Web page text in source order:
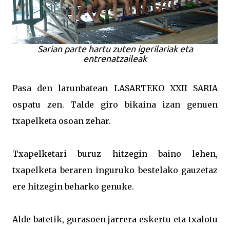
Sarian parte hartu zuten igerilariak eta
entrenatzaileak
Pasa den larunbatean LASARTEKO XXII SARIA
ospatu zen. Talde giro bikaina izan genuen
txapelketa osoan zehar.
Txapelketari buruz hitzegin baino lehen,
txapelketa beraren inguruko bestelako gauzetaz
ere hitzegin beharko genuke.
Alde batetik, gurasoen jarrera eskertu eta txalotu